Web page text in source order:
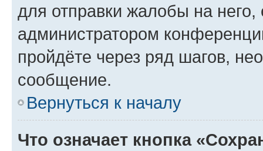
для отправки жалобы на
администратором
пройдёте через ряд шагов,
сообщение.
Вернуться к началу
Что означает кнопка